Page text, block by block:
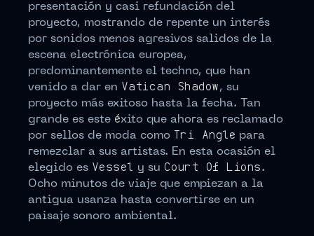
presentación y casi refundación del
proyecto, mostrando de repente un interés
por sonidos menos agresivos salidos de la
escena electrónica europea,
predominantemente el techno, que han
venido a dar en Vatican Shadow, su
proyecto más exitoso hasta la fecha. Tan
grande es este éxito que ahora es reclamado
por sellos de moda como
Tri Angle para
remezclar a sus artistas. En esta ocasión el
elegido es Vessel y su Court Of Lions.
Ocho minutos de viaje que empiezan a la
antigua usanza hasta convertirse en un
paisaje sonoro ambiental.